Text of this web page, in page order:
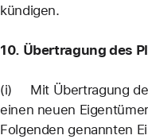
kündigen.
10. Übertragung des
(i) Mit Übertragung
einen neuen
Folgenden genannten